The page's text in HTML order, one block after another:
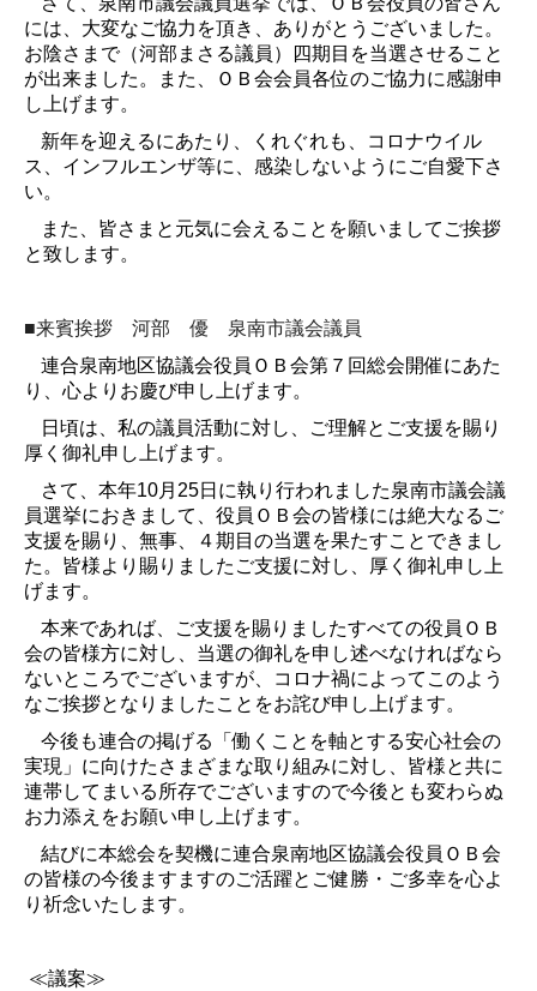
には、大変なご協力を頂き、ありがとうございました。
お陰さまで（河部まさる議員）四期目を当選させること
が出来ました。また、ＯＢ会会員各位のご協力に感謝申
し上げます。
新年を迎えるにあたり、くれぐれも、コロナウイル
ス、インフルエンザ等に、感染しないようにご自愛下さ
い。
また、皆さまと元気に会えることを願いましてご挨拶
と致します。
■来賓挨拶 河部 優 泉南市議会議員
連合泉南地区協議会役員ＯＢ会第７回総会開催にあた
り、心よりお慶び申し上げます。
日頃は、私の議員活動に対し、ご理解とご支援を賜り
厚く御礼申し上げます。
さて、本年10月 25日に執り行われました泉南市議会議
員選挙におきまして、役員ＯＢ会の皆様には絶大なるご
支援を賜り、無事、４期目の当選を果たすことできまし
た。皆様より賜りましたご支援に対し、厚く御礼申し上
げます。
本来であれば、ご支援を賜りましたすべての役員ＯＢ
会の皆様方に対し、当選の御礼を申し述べなければなら
ないところでございますが、コロナ禍によってこのよう
なご挨拶となりましたことをお詫び申し上げます。
今後も連合の掲げる「働くことを軸とする安心社会の
実現」に向けたさまざまな取り組みに対し、皆様と共に
連帯してまいる所存でございますので今後とも変わらぬ
お力添えをお願い申し上げます。
結びに本総会を契機に連合泉南地区協議会役員ＯＢ会
の皆様の今後ますますのご活躍とご健勝・ご多幸を心よ
り祈念いたします。
≪議案≫